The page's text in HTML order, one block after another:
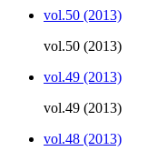
vol.50 (2013)
vol.50 (2013)
vol.49 (2013)
vol.49 (2013)
vol.48 (2013)